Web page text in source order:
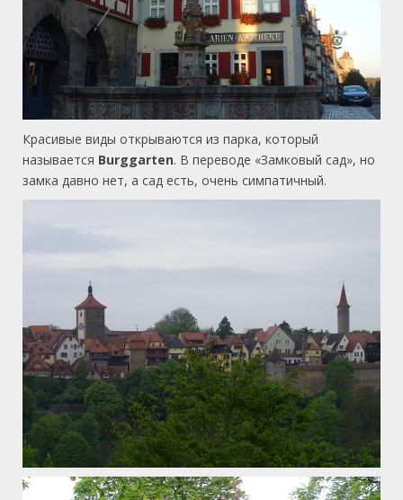
Красивые виды открываются из парка, который
называется Burggarten. В переводе «Замковый сад», но
замка давно нет, а сад есть, очень симпатичный.